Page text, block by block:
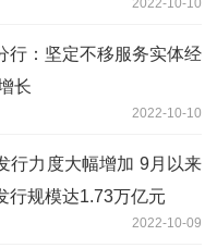
行：坚定不移服务实体经
长
2022-10-10
行力度大幅增加 9月以来
行规模达1.73万亿元
2022-10-09